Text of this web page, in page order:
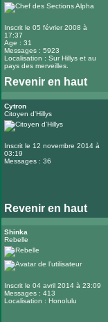
Inscrit le 05 février 2008 à
17:37
Age : 31
Messages : 5923
Localisation : Sur Hillys et au
pays des merveilles.
Revenir en haut
Cytron
Citoyen d'Hillys
Inscrit le 12 novembre 2014 à
03:19
Messages : 36
Revenir en haut
Shinka
Rebelle
Inscrit le 04 avril 2014 à 23:09
Messages : 413
Localisation : Honolulu